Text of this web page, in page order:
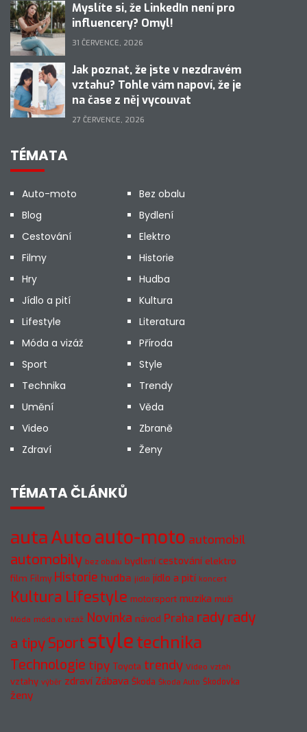
Myslíte si, že LinkedIn není pro
influencery? Omyl!
31 ČERVENCE, 2026
Jak poznat, že jste v nezdravém
vztahu? Tohle vám napoví, že je
na čase z něj vycouvat
27 ČERVENCE, 2026
TÉMATA
Auto-moto
Bez obalu
Blog
Bydlení
Cestování
Elektro
Filmy
Historie
Hry
Hudba
Jídlo a pití
Kultura
Lifestyle
Literatura
Móda a vizáž
Příroda
Sport
Style
Technika
Trendy
Umění
Věda
Video
Zbraně
Zdraví
Ženy
TÉMATA ČLÁNKŮ
autaAutoauto-moto automobil
automobily bez obalu bydlení cestování elektro
film Filmy Historie hudba jídlo jídlo a pití koncert
Kultura Lifestyle motorsport muzika muži
Móda móda a vizáž Novinka návod Praha radyrady
a tipySport styletechnika
Technologie tipy Toyota trendy Video vztah
vztahy výběr zdraví Zábava Škoda Škoda Auto Škodovka
ženy